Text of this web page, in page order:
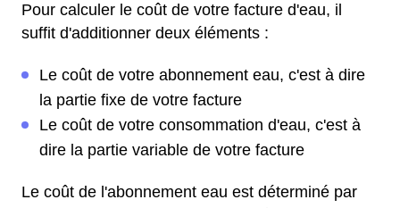
Pour calculer le coût de votre facture d'eau, il
suffit d'additionner deux éléments :
Le coût de votre abonnement eau, c'est à dire
la partie fixe de votre facture
Le coût de votre consommation d'eau, c'est à
dire la partie variable de votre facture
Le coût de l'abonnement eau est déterminé par